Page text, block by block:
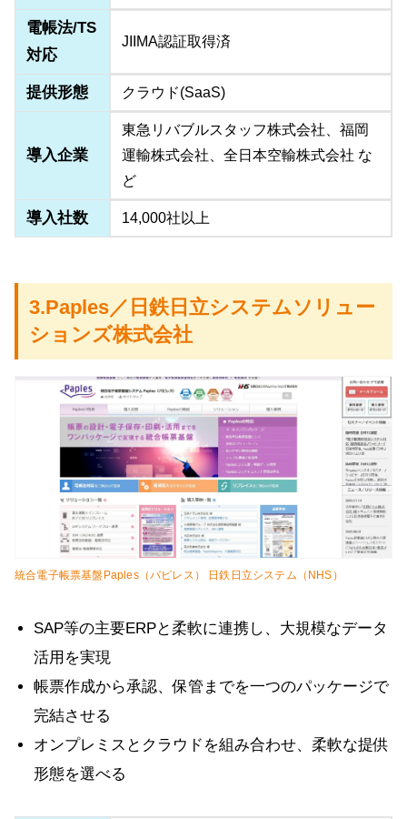
電帳法/TS
対応
JIIMA認証取得済
提供形態 クラウド(SaaS)
導入企業
東急リバブルスタッフ株式会社、福岡
運輸株式会社、全日本空輸株式会社 な
ど
導入社数 14,000社以上
3.Paples／日鉄日立システムソリュー
ションズ株式会社
統合電子帳票基盤Paples（パピレス） 日鉄日立システム（NHS）
SAP等の主要ERPと柔軟に連携し、大規模なデータ
活用を実現
帳票作成から承認、保管までを一つのパッケージで
完結させる
オンプレミスとクラウドを組み合わせ、柔軟な提供
形態を選べる